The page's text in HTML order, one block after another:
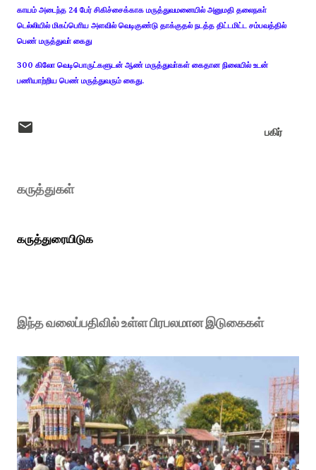
காயம் அடைந்த 24 பேர் சிகிச்சைக்காக மருத்துவமனையில் அனுமதி தலைநகா்
டெல்லியில் மிகப்பொிய அளவில் வெடிகுண்டு தாக்குதல் நடத்த திட்டமிட்ட சம்பவத்தில்
பெண் மருத்துவா் கைது
300 கிலோ வெடிபொருட்களுடன் ஆண் மருத்துவா்கள் கைதான நிலையில் உடன்
பணியாற்றிய பெண் மருத்துவரும் கைது.
பகிர்
கருத்துகள்
கருத்துரையிடுக
இந்த வலைப்பதிவில் உள்ள பிரபலமான இடுகைகள்